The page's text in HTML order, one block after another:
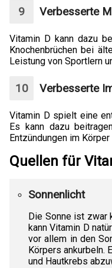
Verbesserte
Vitamin D kann dazu
Knochenbrüchen bei
Leistung von Sportlern
Verbesserte
Vitamin D spielt eine
Es kann dazu
Entzündungen im
Quellen für
Sonnenlicht
Die Sonne ist zwar
kann Vitamin D
vor allem in den
Körpers ankurbeln.
und Hautkrebs